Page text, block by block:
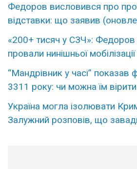
Федоров висловився про
відставки: що заявив
«200+ тисяч у СЗЧ»: Федоров
провали нинішньої мобілізації
“Мандрівник у часі” показав
3311 року: чи можна їм вірити
Україна могла ізолювати
Залужний розповів, що